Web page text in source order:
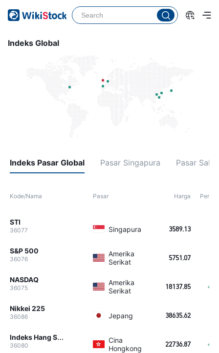
Indeks Global
Indeks Pasar Global Pasar Singapura Pasar
Kode/Nama
STI
36077
S&P 500
36076
NASDAQ
36075
Nikkei 225
36086
Indeks Hang Seng
36080
Pasar Harga
Singapura 3589.13
Amerika
Serikat
5751.07
Amerika
Serikat
18137.85
Jepang 38635.62
Cina
Hongkong
22736.87